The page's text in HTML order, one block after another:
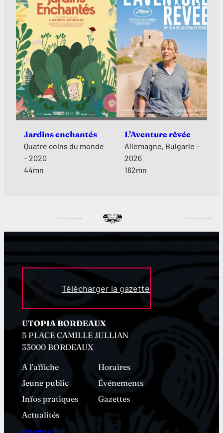
Jardins enchantés
Quatre coins du monde
– 2020
44mn
L’Aventure rêvée
Allemagne, Bulgarie –
2026
162mn
Télécharger la gazette
UTOPIA BORDEAUX
5 PLACE CAMILLE JULLIAN
33000 BORDEAUX
A l’affiche
Horaires
Jeune public
Événements
Infos pratiques
Gazettes
Actualités